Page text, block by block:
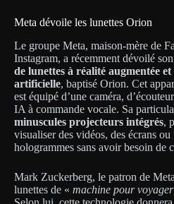
Meta dévoile les lunettes Orion
Le groupe Meta, maison-mère de
Instagram, a récemment dévoilé son
de lunettes à réalité augmentée
artificielle, baptisé Orion. Cet
est équipé d’une caméra,
IA à commande vocale. Sa
minuscules projecteurs intégrés,
visualiser des vidéos, des écrans ou
hologrammes sans avoir besoin de
Mark Zuckerberg, le patron de
lunettes de « machine pour